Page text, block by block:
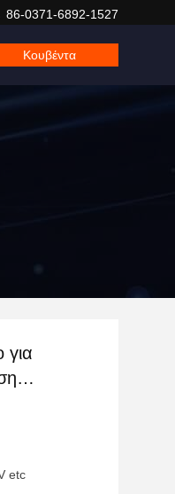
86-0371-6892-1527
Κουβέντα
για
etc